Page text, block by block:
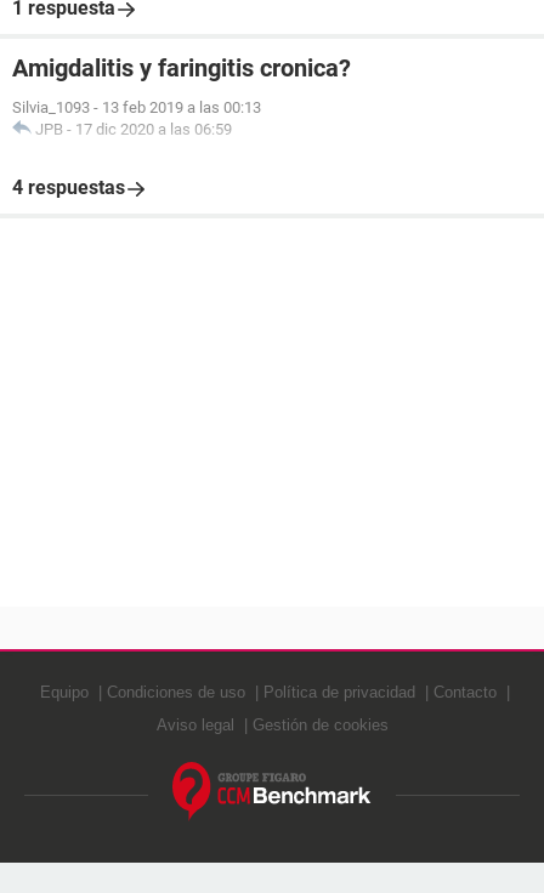
1 respuesta
Amigdalitis y faringitis cronica?
Silvia_1093 - 13 feb 2019 a las 00:13
JPB - 17 dic 2020 a las 06:59
4 respuestas
Equipo Condiciones de uso Política de privacidad
Contacto
Aviso legal
Gestión de cookies